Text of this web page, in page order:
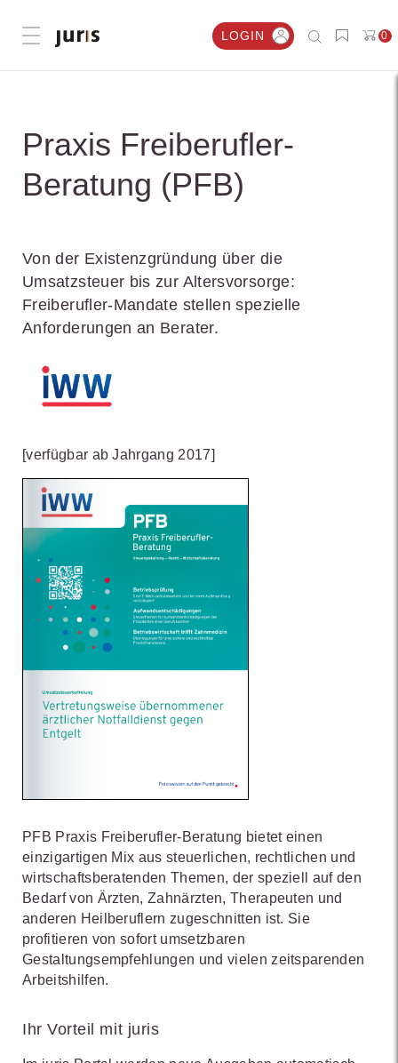
Menü öffnen LOGIN 0
Praxis Freiberufler-
Beratung (PFB)
Von der Existenzgründung über die
Umsatzsteuer bis zur Altersvorsorge:
Freiberufler-Mandate stellen spezielle
Anforderungen an Berater.
[verfügbar ab Jahrgang 2017]
PFB Praxis Freiberufler-Beratung bietet einen
einzigartigen Mix aus steuerlichen, rechtlichen und
wirtschaftsberatenden Themen, der speziell auf den
Bedarf von Ärzten, Zahnärzten, Therapeuten und
anderen Heilberuflern zugeschnitten ist. Sie
profitieren von sofort umsetzbaren
Gestaltungsempfehlungen und vielen zeitsparenden
Arbeitshilfen.
Ihr Vorteil mit juris